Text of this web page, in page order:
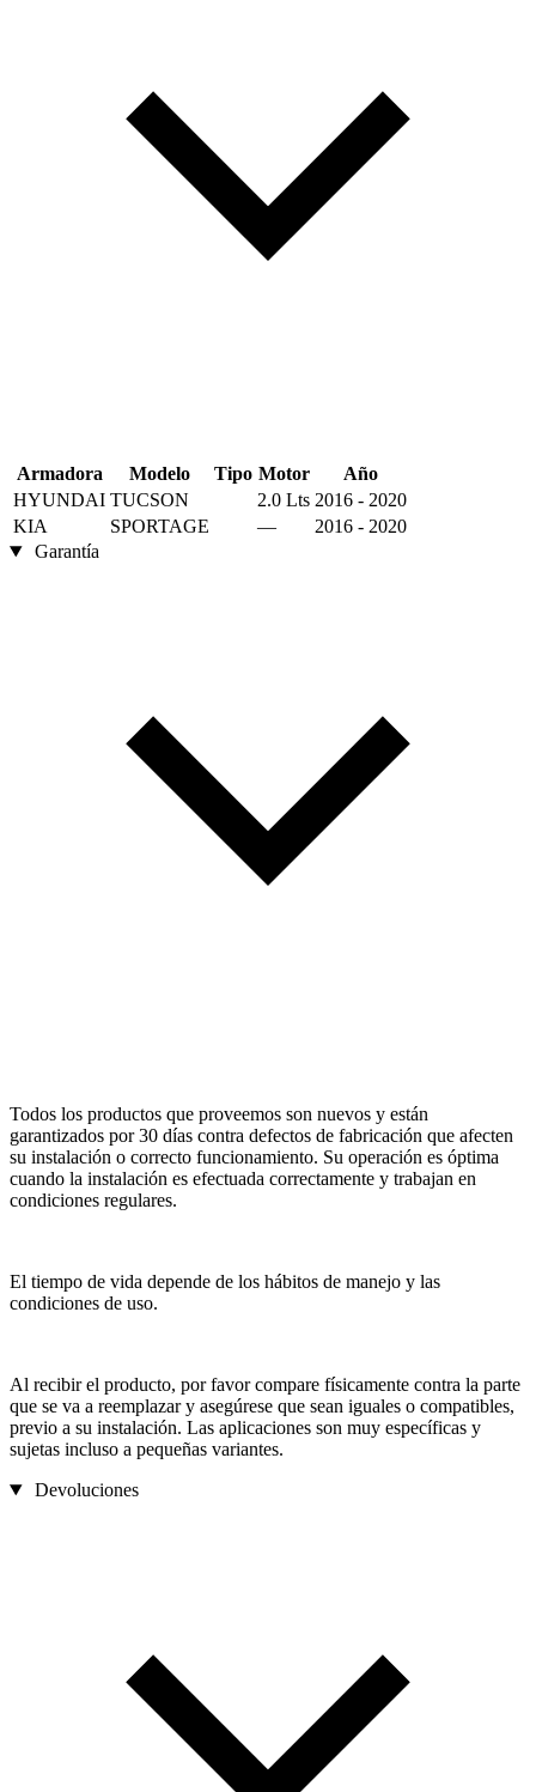
Armadora Modelo Tipo Motor
Año
HYUNDAI TUCSON 2.0 Lts 2016 - 2020
KIA
SPORTAGE —
2016 - 2020
Garantía
Todos los productos que proveemos son nuevos y están
garantizados por 30 días contra defectos de fabricación que afecten
su instalación o correcto funcionamiento. Su operación es óptima
cuando la instalación es efectuada correctamente y trabajan en
condiciones regulares.
El tiempo de vida depende de los hábitos de manejo y las
condiciones de uso.
Al recibir el producto, por favor compare físicamente contra la parte
que se va a reemplazar y asegúrese que sean iguales o compatibles,
previo a su instalación. Las aplicaciones son muy específicas y
sujetas incluso a pequeñas variantes.
Devoluciones